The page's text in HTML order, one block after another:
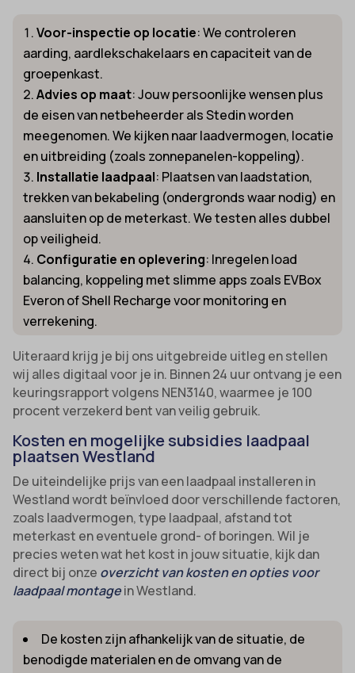
Voor-inspectie op locatie: We controleren
aarding, aardlekschakelaars en capaciteit van de
groepenkast.
Advies op maat: Jouw persoonlijke wensen plus
de eisen van netbeheerder als Stedin worden
meegenomen. We kijken naar laadvermogen, locatie
en uitbreiding (zoals zonnepanelen-koppeling).
Installatie laadpaal: Plaatsen van laadstation,
trekken van bekabeling (ondergronds waar nodig) en
aansluiten op de meterkast. We testen alles dubbel
op veiligheid.
Configuratie en oplevering: Inregelen load
balancing, koppeling met slimme apps zoals EVBox
Everon of Shell Recharge voor monitoring en
verrekening.
Uiteraard krijg je bij ons uitgebreide uitleg en stellen
wij alles digitaal voor je in. Binnen 24 uur ontvang je een
keuringsrapport volgens NEN3140, waarmee je 100
procent verzekerd bent van veilig gebruik.
Kosten en mogelijke subsidies laadpaal
plaatsen Westland
De uiteindelijke prijs van een laadpaal installeren in
Westland wordt beïnvloed door verschillende factoren,
zoals laadvermogen, type laadpaal, afstand tot
meterkast en eventuele grond- of boringen. Wil je
precies weten wat het kost in jouw situatie, kijk dan
direct bij onze overzicht van kosten en opties voor
laadpaal montagein Westland.
De kosten zijn afhankelijk van de situatie, de
benodigde materialen en de omvang van de